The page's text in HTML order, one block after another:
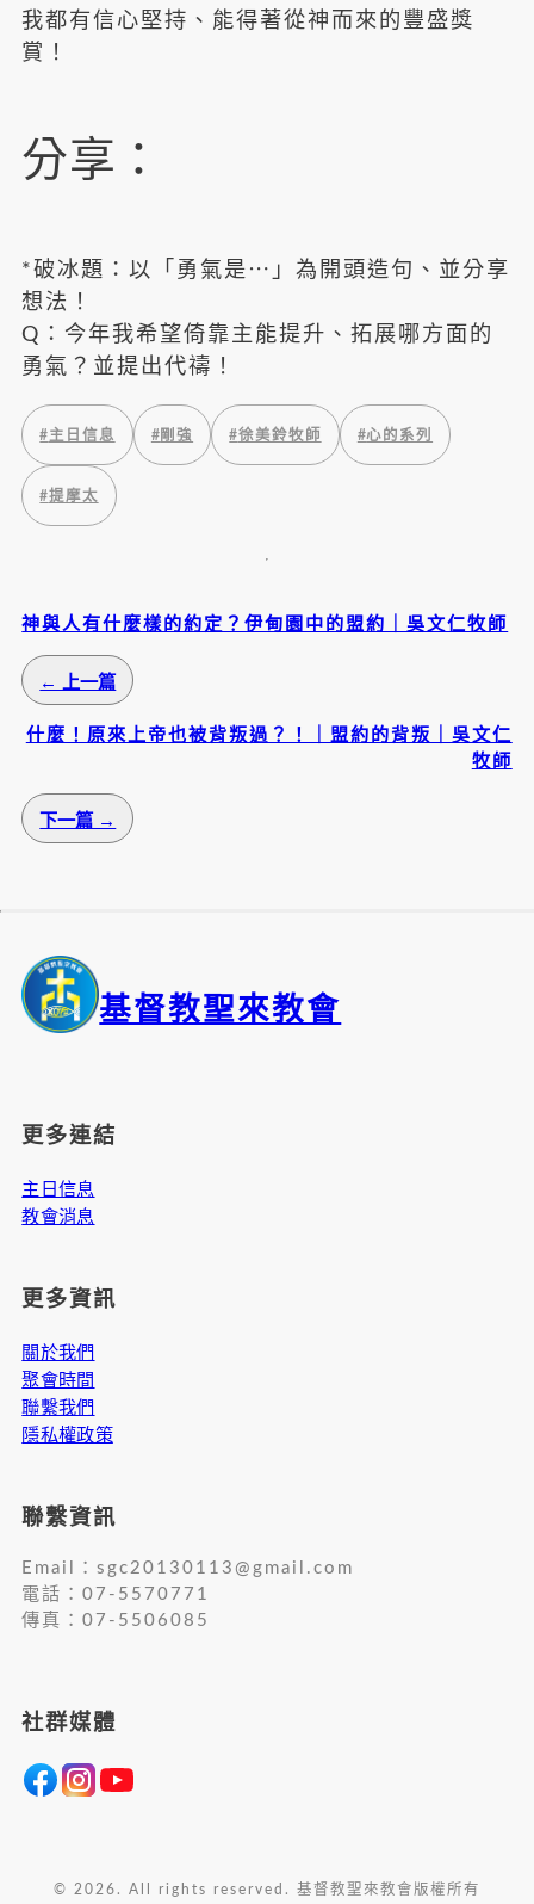
我都有信心堅持、能得著從神而來的豐盛獎
賞！
分享：
*破冰題：以「勇氣是⋯」為開頭造句、並分享
想法！
Q：今年我希望倚靠主能提升、拓展哪方面的
勇氣？並提出代禱！
#主日信息 #剛強 #徐美鈴牧師 #心的系列
#提摩太
神與人有什麼樣的約定？伊甸園中的盟約｜吳文仁牧師
← 上一篇
什麼！原來上帝也被背叛過？！｜盟約的背叛｜吳文仁
牧師
下一篇 →
基督教聖來教會
更多連結
主日信息
教會消息
更多資訊
關於我們
聚會時間
聯繫我們
隱私權政策
聯繫資訊
Email：sgc20130113@gmail.com
電話：07-5570771
傳真：07-5506085
社群媒體
© 2026. All rights reserved. 基督教聖來教會版權所有